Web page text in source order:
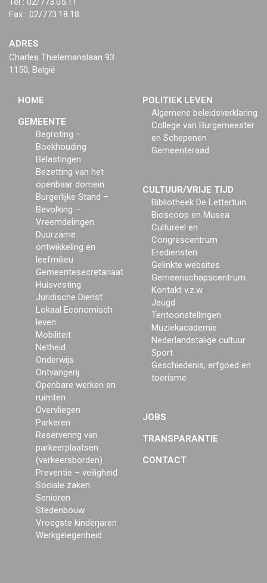
Fax : 02/773.18.18
ADRES
Charles Thielemanslaan 93
1150, België
HOME
GEMEENTE
Begroting –
Boekhouding
Belastingen
Bezetting van het
openbaar domein
Burgerlijke Stand –
Bevolking –
Vreemdelingen
Duurzame
ontwikkeling en
leefmilieu
Gemeentesecretariaat
Huisvesting
Juridische Dienst
Lokaal Economisch
leven
Mobiliteit
Netheid
Onderwijs
Ontvangerij
Openbare werken en
ruimten
Overvliegen
Parkeren
Reservering van
parkeerplaatsen
(verkeersborden)
Preventie – veiligheid
Sociale zaken
Senioren
Stedenbouw
Vroegste kinderjaren
Werkgelegenheid
POLITIEK LEVEN
Algemene beleidsverklaring
College van Burgemeester
en Schepenen
Gemeenteraad
CULTUUR/VRIJE TIJD
Bibliotheek De Lettertuin
Bioscoop en Musea
Cultureel en
Congrescentrum
Erediensten
Gelinkte websites
Gemeenschapscentrum
Kontakt v.z.w.
Jeugd
Tentoonstellingen
Muziekacademie
Nederlandstalige cultuur
Sport
Geschiedenis, erfgoed en
toerisme
JOBS
TRANSPARANTIE
CONTACT